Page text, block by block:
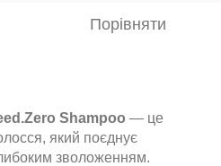
Порівняти
Shampoo — це
який поєднує
зволоженням.